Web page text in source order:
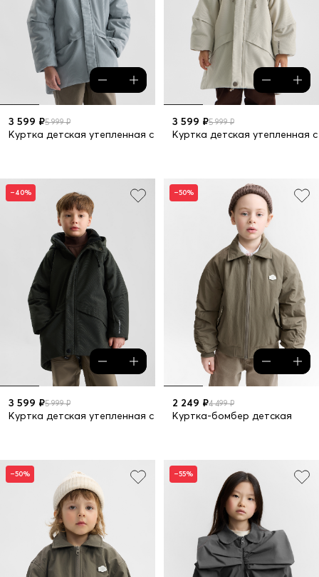
3 599 ₽5 999 ₽
Куртка детская утепленная с капюшоном
3 599 ₽5 999 ₽
Куртка детская утепленная
–40%
3 599 ₽5 999 ₽
Куртка детская утепленная с капюшоном
–50%
2 249 ₽4 499 ₽
Куртка-бомбер детская
–50% –55%